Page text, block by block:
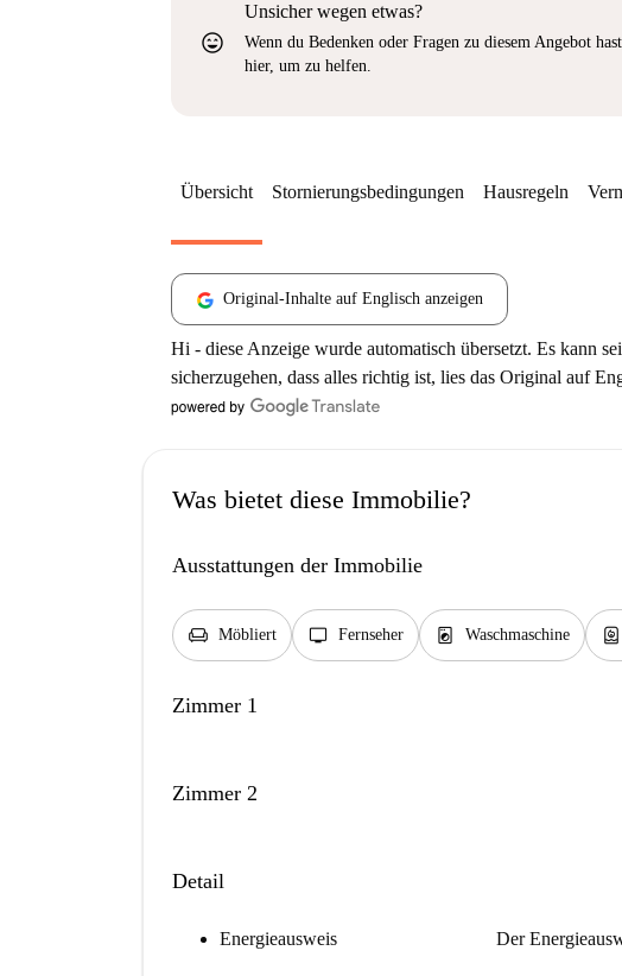
sentiment_very_satisfied
Unsicher wegen etwas?
Wenn du Bedenken oder Fragen zu diesem Angebot
hier, um zu helfen.
Übersicht Stornierungsbedingungen Hausregeln
Original-Inhalte auf Englisch anzeigen
Hi - diese Anzeige wurde automatisch übersetzt. Es kann
sicherzugehen, dass alles richtig ist, lies das Original auf
Was bietet diese Immobilie?
Ausstattungen der Immobilie
chair Möbliert tv Fernseher local_laundry_service Waschmaschine water_heater
Zimmer 1
Zimmer 2
Detail
Energieausweis Der